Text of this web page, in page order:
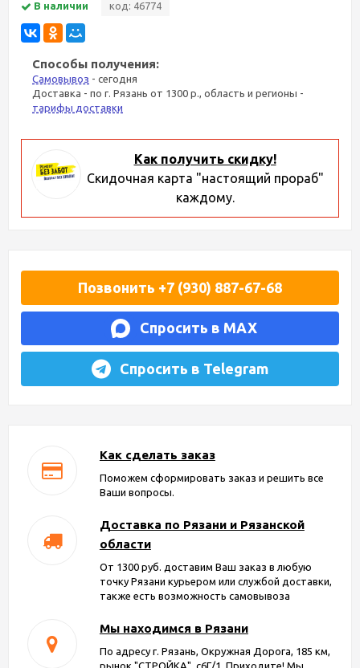
В наличии код: 46774
Способы получения:
Самовывоз - сегодня
Доставка - по г. Рязань от 1300 р., область и регионы -
тарифы доставки
Как получить скидку!
Скидочная карта "настоящий прораб"
каждому.
Позвонить +7 (930) 887-67-68
Спросить в MAX
Спросить в Telegram
Как сделать заказ
Поможем сформировать заказ и решить все
Ваши вопросы.
Доставка по Рязани и Рязанской
области
От 1300 руб. доставим Ваш заказ в любую
точку Рязани курьером или службой доставки,
также есть возможность самовывоза
Мы находимся в Рязани
По адресу г. Рязань, Окружная Дорога, 185 км,
рынок "СТРОЙКА", с6Г/1. Приходите! Мы